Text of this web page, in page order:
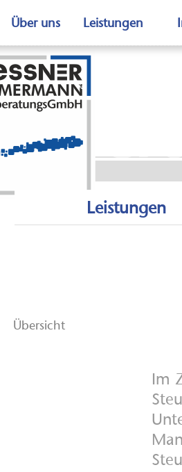
Über uns Leistungen
Leistungen
Übersicht
Im